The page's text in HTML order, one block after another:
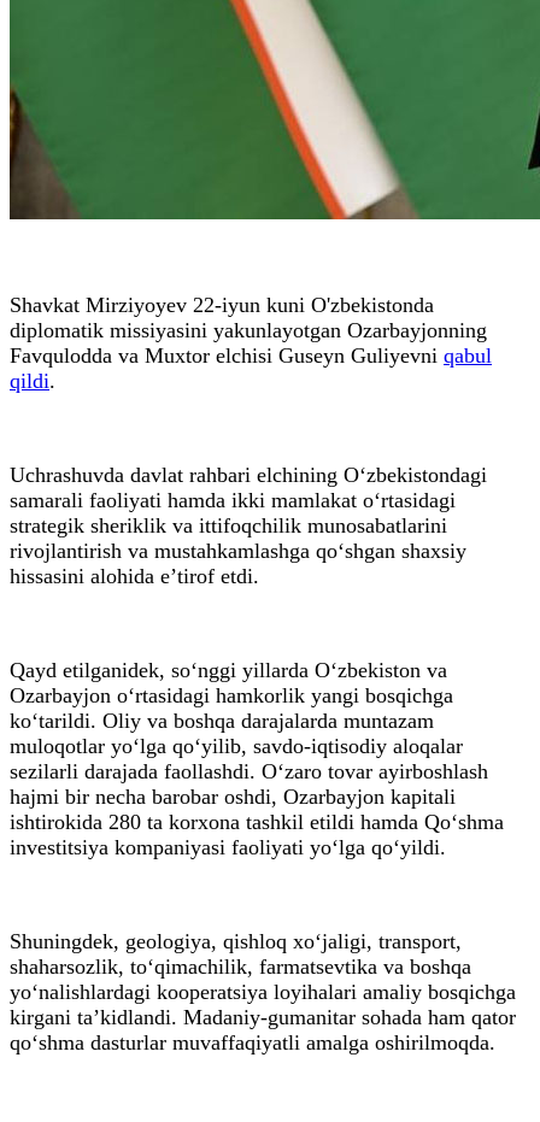
Shavkat Mirziyoyev 22-iyun kuni O'zbekistonda
diplomatik missiyasini yakunlayotgan Ozarbayjonning
Favqulodda va Muxtor elchisi Guseyn Guliyevni qabul
qildi.
Uchrashuvda davlat rahbari elchining O‘zbekistondagi
samarali faoliyati hamda ikki mamlakat o‘rtasidagi
strategik sheriklik va ittifoqchilik munosabatlarini
rivojlantirish va mustahkamlashga qo‘shgan shaxsiy
hissasini alohida e’tirof etdi.
Qayd etilganidek, so‘nggi yillarda O‘zbekiston va
Ozarbayjon o‘rtasidagi hamkorlik yangi bosqichga
ko‘tarildi. Oliy va boshqa darajalarda muntazam
muloqotlar yo‘lga qo‘yilib, savdo-iqtisodiy aloqalar
sezilarli darajada faollashdi. O‘zaro tovar ayirboshlash
hajmi bir necha barobar oshdi, Ozarbayjon kapitali
ishtirokida 280 ta korxona tashkil etildi hamda Qo‘shma
investitsiya kompaniyasi faoliyati yo‘lga qo‘yildi.
Shuningdek, geologiya, qishloq xo‘jaligi, transport,
shaharsozlik, to‘qimachilik, farmatsevtika va boshqa
yo‘nalishlardagi kooperatsiya loyihalari amaliy bosqichga
kirgani ta’kidlandi. Madaniy-gumanitar sohada ham qator
qo‘shma dasturlar muvaffaqiyatli amalga oshirilmoqda.